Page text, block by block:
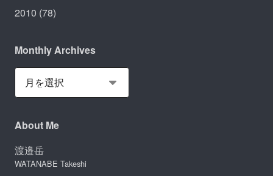
2010 (78)
Monthly Archives
About Me
渡邉岳
WATANABE Takeshi